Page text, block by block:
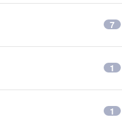
7
1
1